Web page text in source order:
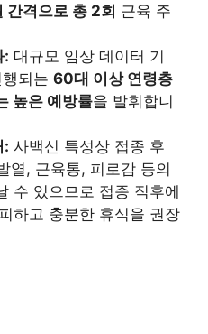
간격으로 총 2회 근육 주
: 대규모 임상 데이터 기
되는 60대 이상 연령층
높은 예방률을 발휘합니
: 사백신 특성상 접종 후
열, 근육통, 피로감 등의
수 있으므로 접종 직후에
하고 충분한 휴식을 권장